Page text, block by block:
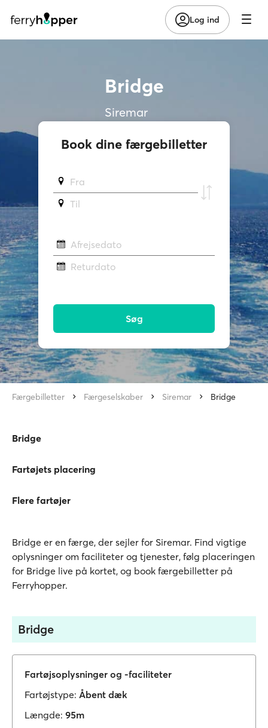
Log ind
Bridge
Siremar
Book dine færgebilletter
Fra
Til
Afrejsedato
Returdato
Søg
Færgebilletter Færgeselskaber Siremar Bridge
Bridge
Fartøjets placering
Flere fartøjer
Bridge er en færge, der sejler for Siremar. Find vigtige
oplysninger om faciliteter og tjenester, følg placeringen
for Bridge live på kortet, og book færgebilletter på
Ferryhopper.
Bridge
Fartøjsoplysninger og -faciliteter
Fartøjstype: Åbent dæk
Længde: 95m